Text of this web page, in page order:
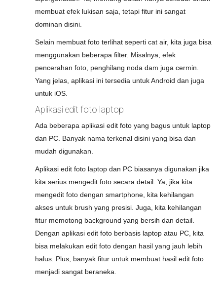
membuat efek lukisan saja, tetapi fitur ini sangat
dominan disini.
Selain membuat foto terlihat seperti cat air, kita juga bisa
menggunakan beberapa filter. Misalnya, efek
pencerahan foto, penghilang noda dam juga cermin.
Yang jelas, aplikasi ini tersedia untuk Android dan juga
untuk iOS.
Aplikasi edit foto laptop
Ada beberapa aplikasi edit foto yang bagus untuk laptop
dan PC. Banyak nama terkenal disini yang bisa dan
mudah digunakan.
Aplikasi edit foto laptop dan PC biasanya digunakan jika
kita serius mengedit foto secara detail. Ya, jika kita
mengedit foto dengan smartphone, kita kehilangan
akses untuk brush yang presisi. Juga, kita kehilangan
fitur memotong background yang bersih dan detail.
Dengan aplikasi edit foto berbasis laptop atau PC, kita
bisa melakukan edit foto dengan hasil yang jauh lebih
halus. Plus, banyak fitur untuk membuat hasil edit foto
menjadi sangat beraneka.